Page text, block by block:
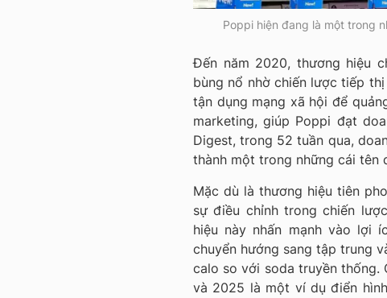
Poppi hiện đang là một trong
Đến năm 2020, thương hiệu
bùng nổ nhờ chiến lược tiếp
tận dụng mạng xã hội để
marketing, giúp Poppi đạt
Digest, trong 52 tuần qua,
thành một trong những cái tên
Mặc dù là thương hiệu tiên
sự điều chỉnh trong chiến
hiệu này nhấn mạnh vào lợi
chuyển hướng sang tập trung
calo so với soda truyền thống.
và 2025 là một ví dụ điển